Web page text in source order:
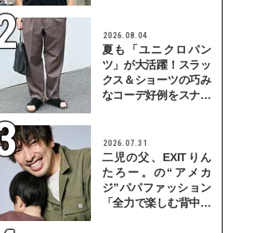
2026.08.04
夏も「ユニクロパン
ツ」が大活躍！スラッ
クス＆ショーツの巧み
なコーデ好例をスナッ
2026.07.31
二児の父、EXITりん
たろー。の“アメカ
ジ”パパファッション
「全力で楽しむ背中を